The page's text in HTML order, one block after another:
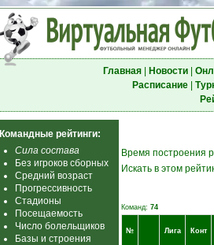
Главная| Новости|
Расписание|
Командные рейтинги:
Сила состава
Без игроков сборных
Средний возраст
Прогрессивность
Стадионы
Посещаемость
Число болельщиков
Базы и строения
Время построения
Искать в этом
Команд: 74
№ Лига Конт